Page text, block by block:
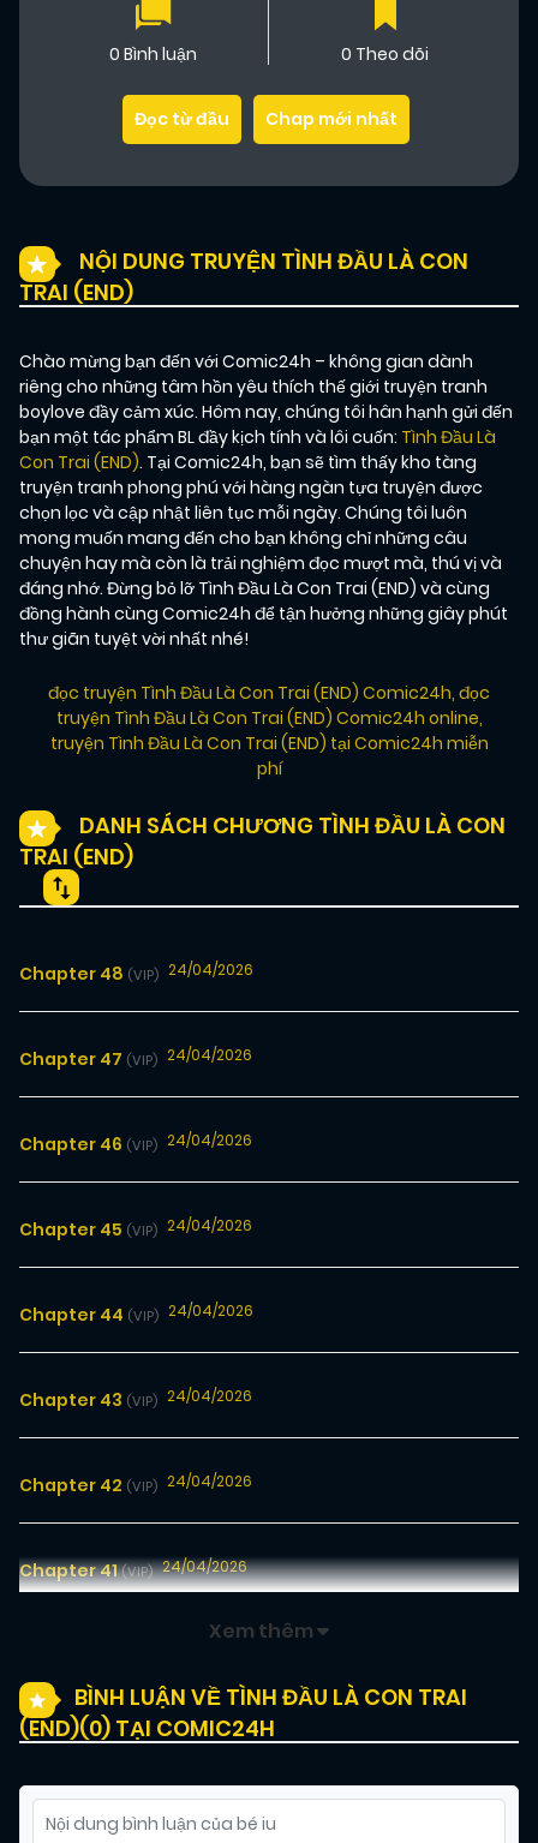
0 Bình luận 0 Theo dõi
Đọc từ đầu Chap mới nhất
NỘI DUNG TRUYỆN TÌNH ĐẦU LÀ CON
TRAI (END)
Chào mừng bạn đến với Comic24h – không gian dành
riêng cho những tâm hồn yêu thích thế giới truyện tranh
boylove đầy cảm xúc. Hôm nay, chúng tôi hân hạnh gửi đến
bạn một tác phẩm BL đầy kịch tính và lôi cuốn: Tình Đầu Là
Con Trai (END). Tại Comic24h, bạn sẽ tìm thấy kho tàng
truyện tranh phong phú với hàng ngàn tựa truyện được
chọn lọc và cập nhật liên tục mỗi ngày. Chúng tôi luôn
mong muốn mang đến cho bạn không chỉ những câu
chuyện hay mà còn là trải nghiệm đọc mượt mà, thú vị và
đáng nhớ. Đừng bỏ lỡ Tình Đầu Là Con Trai (END) và cùng
đồng hành cùng Comic24h để tận hưởng những giây phút
thư giãn tuyệt vời nhất nhé!
đọc truyện Tình Đầu Là Con Trai (END) Comic24h, đọc
truyện Tình Đầu Là Con Trai (END) Comic24h online,
truyện Tình Đầu Là Con Trai (END) tại Comic24h miễn
phí
DANH SÁCH CHƯƠNG TÌNH ĐẦU LÀ CON
TRAI (END)
Chapter 48 (VIP) 24/04/2026
Chapter 47 (VIP) 24/04/2026
Chapter 46 (VIP) 24/04/2026
Chapter 45 (VIP) 24/04/2026
Chapter 44 (VIP) 24/04/2026
Chapter 43 (VIP) 24/04/2026
Chapter 42 (VIP) 24/04/2026
Chapter 41(VIP) 24/04/2026
Chapter 39(VIP) 24/04/2026
Chapter 38(VIP) 24/04/2026
Xem thêm
BÌNH LUẬN VỀ TÌNH ĐẦU LÀ CON TRAI
(END)(0) TẠI COMIC24H